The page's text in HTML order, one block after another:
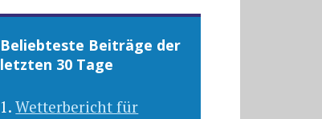
Beliebteste Beiträge der
letzten 30 Tage
Wetterbericht für